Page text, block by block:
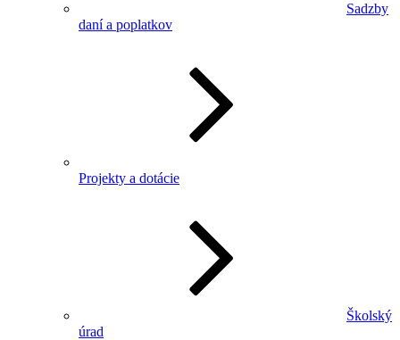
Sadzby
daní a poplatkov
Projekty a dotácie
Školský
úrad